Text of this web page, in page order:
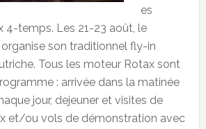
es
4-temps. Les 21-23 août, le
son traditionnel fly-in
Tous les moteur Rotax sont
: arrivée dans la matinée
jour, dejeuner et visites de
et/ou vols de démonstration avec